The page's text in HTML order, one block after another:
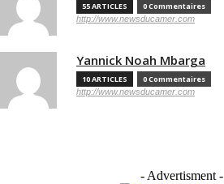
55 ARTICLES 0 Commentaires
http://www.newsducamer.com
Yannick Noah Mbarga
10 ARTICLES 0 Commentaires
http://www.newsducamer.com
- Advertisment -